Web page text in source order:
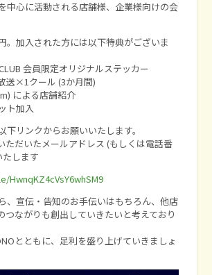
中心に活動される店舗様、企業様向けの会
。加入された方には以下特典がございま
会員限定オリジナルステッカー
送×1クール (3か月間)
による店舗紹介
ト加入
リンクからお願いいたします。
ただいたメールアドレス (もしくは電話番
します
HwnqKZ4cVsY6whSM9
、宣伝・告知のお手伝いはもちろん、他店
つながりも創出していきたいと考えており
とともに、足利を盛り上げていきましょ